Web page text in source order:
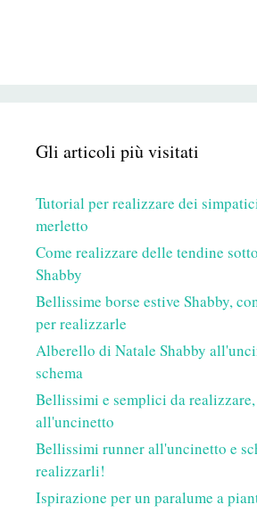
Gli articoli più visitati
Tutorial per realizzare dei
merletto
Come realizzare delle tendine
Shabby
Bellissime borse estive Shabby,
per realizzarle
Alberello di Natale Shabby
schema
Bellissimi e semplici da
all'uncinetto
Bellissimi runner all'uncinetto e
realizzarli!
Ispirazione per un paralume a